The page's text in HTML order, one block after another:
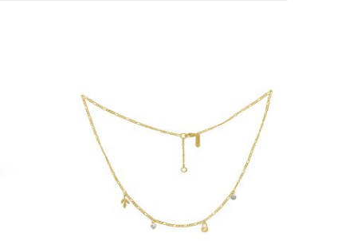
Add to
wishlist